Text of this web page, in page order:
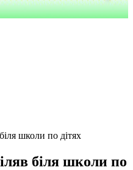
школи по дітях
біля школи по